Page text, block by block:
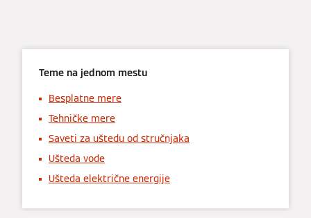
Teme na jednom mestu
Besplatne mere
Tehničke mere
Saveti za uštedu od stručnjaka
Ušteda vode
Ušteda električne energije